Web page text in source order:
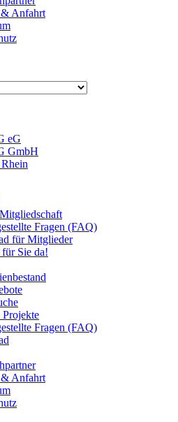
Anfahrt
eG
GmbH
Fragen (FAQ)
für Mitglieder
Sie da!
Fragen (FAQ)
Anfahrt